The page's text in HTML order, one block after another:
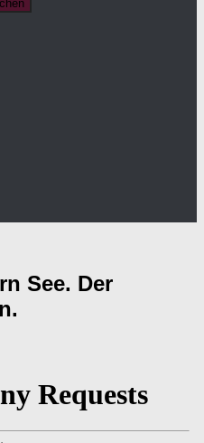
See. Der